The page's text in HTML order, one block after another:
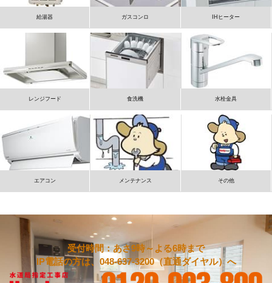
給湯器 ガスコンロ IHヒーター
レンジフード 食洗機 水栓金具
エアコン メンテナンス その他
受付時間：あさ9時～よる6時まで
IP電話の方は、048-637-3200（直通ダイヤル）へ